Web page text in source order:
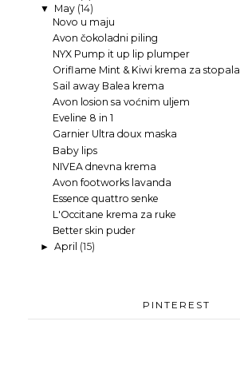
▼ May (14)
Novo u maju
Avon čokoladni piling
NYX Pump it up lip plumper
Oriflame Mint & Kiwi krema za stopala
Sail away Balea krema
Avon losion sa voćnim uljem
Eveline 8 in 1
Garnier Ultra doux maska
Baby lips
NIVEA dnevna krema
Avon footworks lavanda
Essence quattro senke
L'Occitane krema za ruke
Better skin puder
► April (15)
PINTEREST